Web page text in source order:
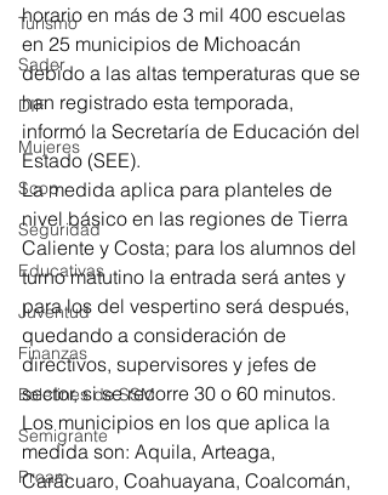
Turismo
Sader
DIF
Mujeres
Scop
Seguridad
Educativas
Juventud
Finanzas
Boletines de SSM
Semigrante
Proam
horario en más de 3 mil 400 escuelas
en 25 municipios de Michoacán
debido a las altas temperaturas que se
han registrado esta temporada,
informó la Secretaría de Educación del
Estado (SEE).
La medida aplica para planteles de
nivel básico en las regiones de Tierra
Caliente y Costa; para los alumnos del
turno matutino la entrada será antes y
para los del vespertino será después,
quedando a consideración de
directivos, supervisores y jefes de
sector, si se recorre 30 o 60 minutos.
Los municipios en los que aplica la
medida son: Aquila, Arteaga,
Carácuaro, Coahuayana, Coalcomán,